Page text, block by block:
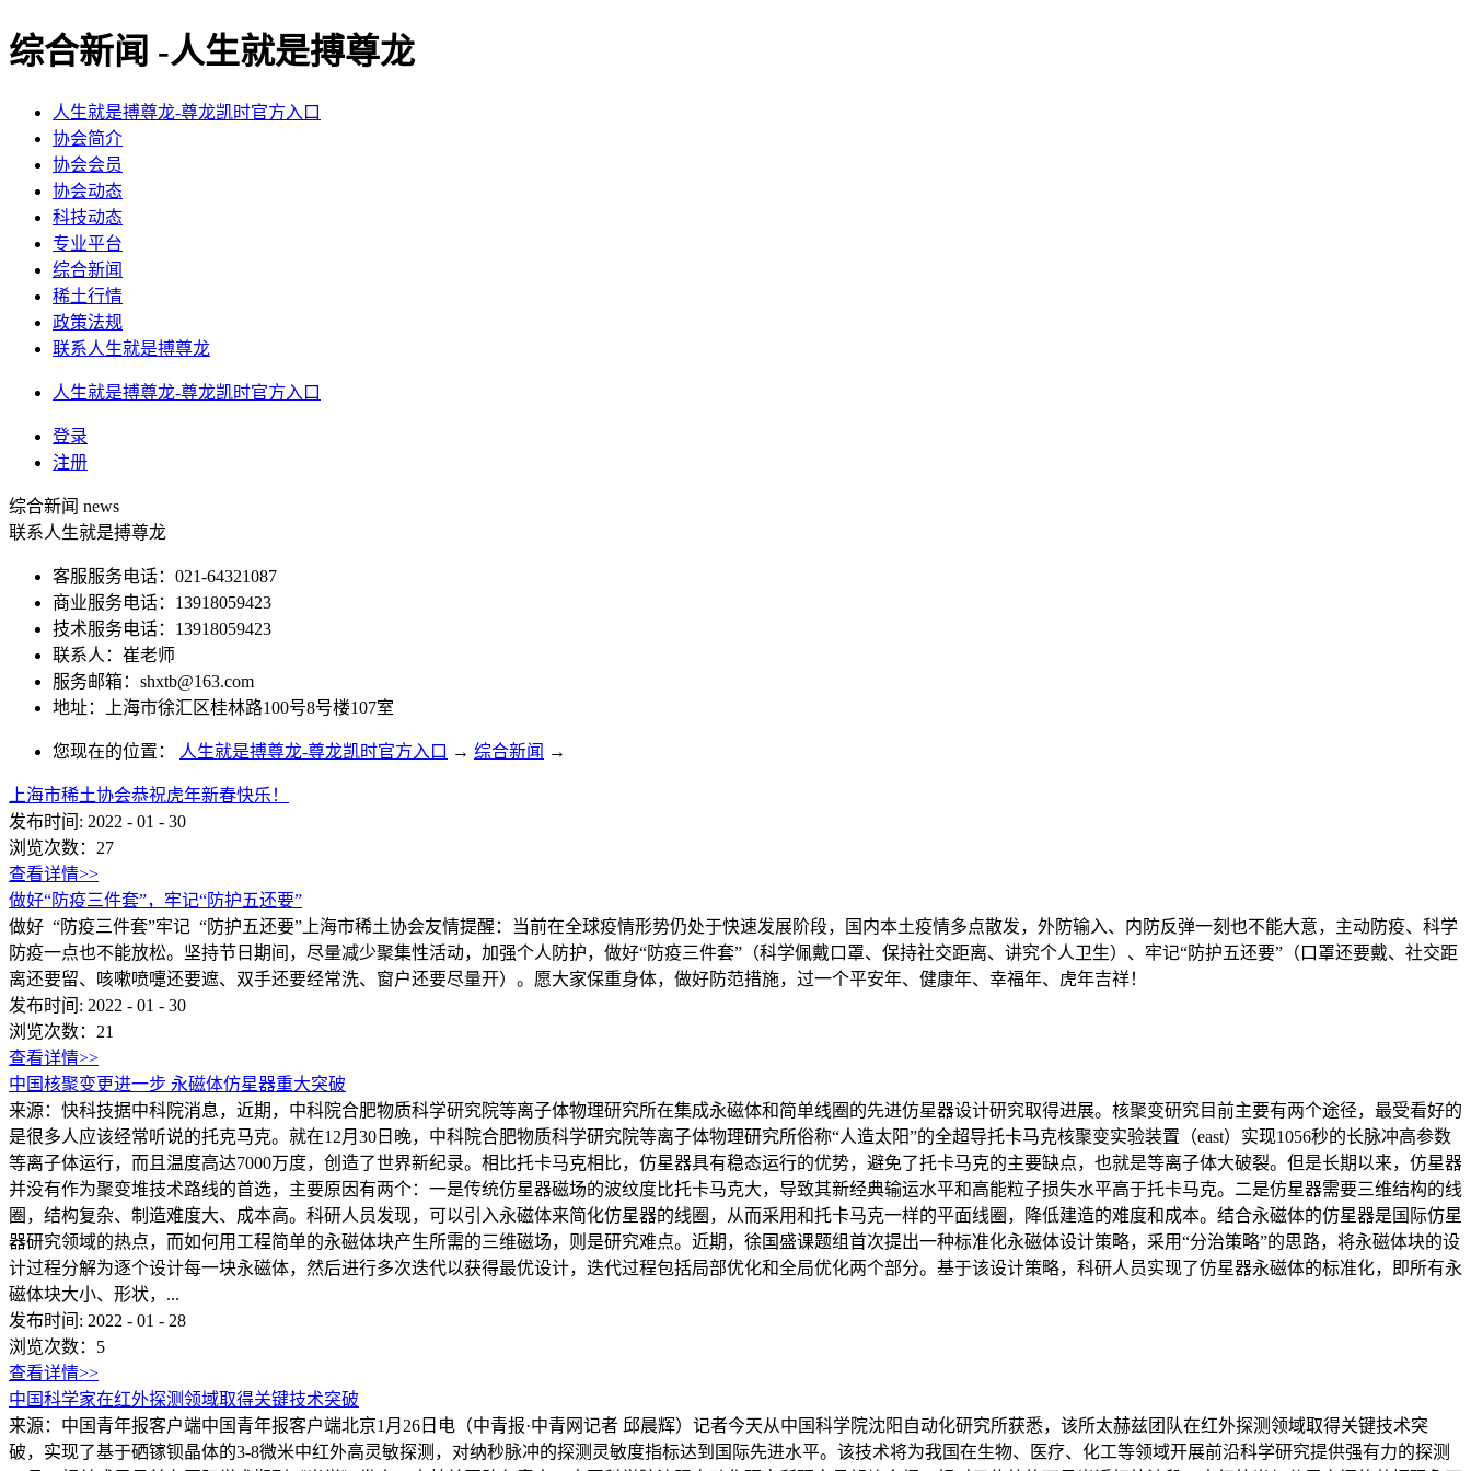
综合新闻 -人生就是搏尊龙
人生就是搏尊龙-尊龙凯时官方入口
协会简介
协会会员
协会动态
科技动态
专业平台
综合新闻
稀土行情
政策法规
联系人生就是搏尊龙
人生就是搏尊龙-尊龙凯时官方入口
登录
注册
综合新闻 news
联系人生就是搏尊龙
客服服务电话：021-64321087
商业服务电话：13918059423
技术服务电话：13918059423
联系人：崔老师
服务邮箱： shxtb@163.com
地址：上海市徐汇区桂林路100号8号楼107室
您现在的位置： 人生就是搏尊龙-尊龙凯时官方入口 → 综合新闻 →
上海市稀土协会恭祝虎年新春快乐！
发布时间: 2022 - 01 - 30
浏览次数： 27
查看详情>>
做好“防疫三件套”，牢记“防护五还要”
做好 “防疫三件套”牢记 “防护五还要”上海市稀土协会友情提醒：当前在全球疫情形势仍处于快速发展阶段，国内本土疫情多点散发，外防输入、内防反弹一刻也不能大意，主动防疫、科学
防疫一点也不能放松。坚持节日期间，尽量减少聚集性活动，加强个人防护，做好“防疫三件套”（科学佩戴口罩、保持社交距离、讲究个人卫生）、牢记“防护五还要”（口罩还要戴、社交距
离还要留、咳嗽喷嚏还要遮、双手还要经常洗、窗户还要尽量开）。愿大家保重身体，做好防范措施，过一个平安年、健康年、幸福年、虎年吉祥！
发布时间: 2022 - 01 - 30
浏览次数： 21
查看详情>>
中国核聚变更进一步 永磁体仿星器重大突破
来源：快科技据中科院消息，近期，中科院合肥物质科学研究院等离子体物理研究所在集成永磁体和简单线圈的先进仿星器设计研究取得进展。核聚变研究目前主要有两个途径，最受看好的
是很多人应该经常听说的托克马克。就在12月30日晚，中科院合肥物质科学研究院等离子体物理研究所俗称“人造太阳”的全超导托卡马克核聚变实验装置（east）实现1056秒的长脉冲高参数
等离子体运行，而且温度高达7000万度，创造了世界新纪录。相比托卡马克相比，仿星器具有稳态运行的优势，避免了托卡马克的主要缺点，也就是等离子体大破裂。但是长期以来，仿星器
并没有作为聚变堆技术路线的首选，主要原因有两个：一是传统仿星器磁场的波纹度比托卡马克大，导致其新经典输运水平和高能粒子损失水平高于托卡马克。二是仿星器需要三维结构的线
圈，结构复杂、制造难度大、成本高。科研人员发现，可以引入永磁体来简化仿星器的线圈，从而采用和托卡马克一样的平面线圈，降低建造的难度和成本。结合永磁体的仿星器是国际仿星
器研究领域的热点，而如何用工程简单的永磁体块产生所需的三维磁场，则是研究难点。近期，徐国盛课题组首次提出一种标准化永磁体设计策略，采用“分治策略”的思路，将永磁体块的设
计过程分解为逐个设计每一块永磁体，然后进行多次迭代以获得最优设计，迭代过程包括局部优化和全局优化两个部分。基于该设计策略，科研人员实现了仿星器永磁体的标准化，即所有永
磁体块大小、形状，...
发布时间: 2022 - 01 - 28
浏览次数： 5
查看详情>>
中国科学家在红外探测领域取得关键技术突破
来源：中国青年报客户端中国青年报客户端北京1月26日电（中青报·中青网记者 邱晨辉）记者今天从中国科学院沈阳自动化研究所获悉，该所太赫兹团队在红外探测领域取得关键技术突
破，实现了基于硒镓钡晶体的3-8微米中红外高灵敏探测，对纳秒脉冲的探测灵敏度指标达到国际先进水平。该技术将为我国在生物、医疗、化工等领域开展前沿科学研究提供强有力的探测